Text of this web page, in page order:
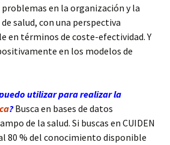
en la organización y la
salud, con una perspectiva
en términos de coste-efectividad. Y
en los modelos de
utilizar para realizar la
?Busca en bases de datos
de la salud. Si buscas en CUIDEN
80 % del conocimiento disponible